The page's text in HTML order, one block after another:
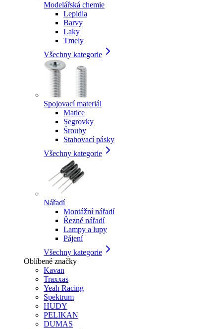
Modelářská chemie
Lepidla
Barvy
Laky
Tmely
Všechny kategorie
Spojovací materiál
Matice
Segrovky
Šrouby
Stahovací pásky
Všechny kategorie
Nářadí
Montážní nářadí
Řezné nářadí
Lampy a lupy
Pájení
Všechny kategorie
Oblíbené značky
Kavan
Traxxas
Yeah Racing
Spektrum
HUDY
PELIKAN
DUMAS